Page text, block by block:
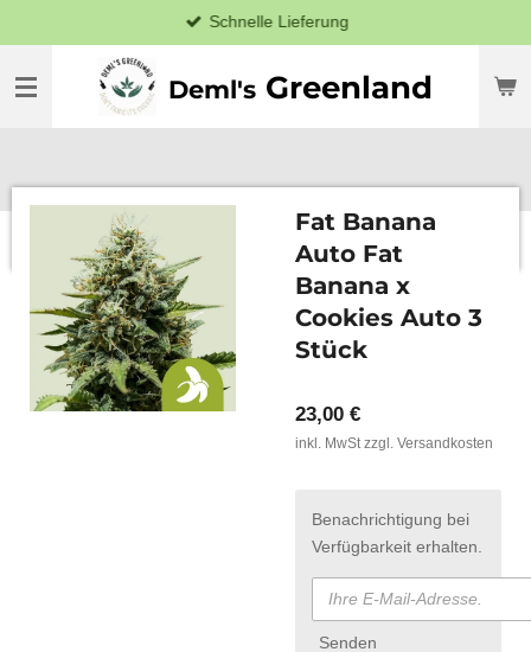
Hauptinhalt
springen
Deml's Greenland
Schnelle Lieferung
Fat Banana
Auto Fat
Banana x
Cookies Auto 3
Stück
23,00 €
inkl. MwSt zzgl. Versandkosten
Benachrichtigung bei
Verfügbarkeit erhalten.
Senden